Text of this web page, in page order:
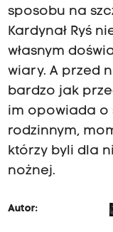
sposobu na
Kardynał Ryś
własnym
wiary. A przed
bardzo jak
im opowiada o
rodzinnym,
którzy byli dla
nożnej.
Autor: